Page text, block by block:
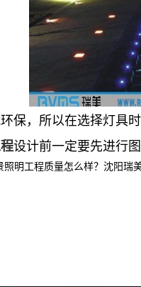
保，所以在选择灯具
设计前一定要先进行
明工程质量怎么样？沈阳